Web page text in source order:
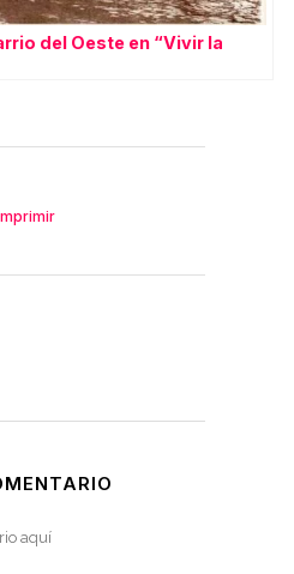
del Oeste en “Vivir la